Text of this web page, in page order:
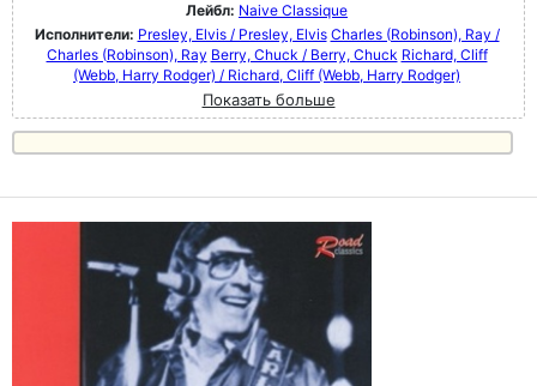
Лейбл: Naive Classique
Исполнители: Presley, Elvis / Presley, Elvis Charles (Robinson), Ray /
Charles (Robinson), Ray Berry, Chuck / Berry, Chuck Richard, Cliff
(Webb, Harry Rodger) / Richard, Cliff (Webb, Harry Rodger)
Показать больше